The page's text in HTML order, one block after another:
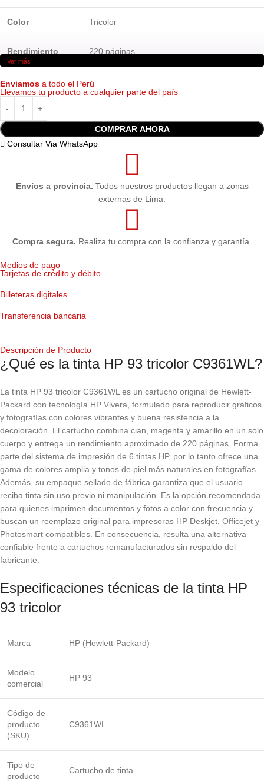
Color Tricolor
Rendimiento 220 páginas
Marca Hewlett-Packard
Condición
Ver más
Enviamos a todo el Perú
Llevamos tu producto a cualquier parte del país
COMPRAR AHORA
Consultar Via WhatsApp
Envíos a provincia. Todos nuestros productos llegan a zonas
externas de Lima.
Compra segura. Realiza tu compra con la confianza y garantía.
Medios de pago
Tarjetas de crédito y débito
Billeteras digitales
Transferencia bancaria
Descripción de Producto
¿Qué es la tinta HP 93 tricolor C9361WL?
La tinta HP 93 tricolor C9361WL es un cartucho original de Hewlett-
Packard con tecnología HP Vivera, formulado para reproducir gráficos
y fotografías con colores vibrantes y buena resistencia a la
decoloración. El cartucho combina cian, magenta y amarillo en un solo
cuerpo y entrega un rendimiento aproximado de 220 páginas. Forma
parte del sistema de impresión de 6 tintas HP, por lo tanto ofrece una
gama de colores amplia y tonos de piel más naturales en fotografías.
Además, su empaque sellado de fábrica garantiza que el usuario
reciba tinta sin uso previo ni manipulación. Es la opción recomendada
para quienes imprimen documentos y fotos a color con frecuencia y
buscan un reemplazo original para impresoras HP Deskjet, Officejet y
Photosmart compatibles. En consecuencia, resulta una alternativa
confiable frente a cartuchos remanufacturados sin respaldo del
fabricante.
Especificaciones técnicas de la tinta HP
93 tricolor
Marca HP (Hewlett-Packard)
Modelo
comercial
HP 93
Código de
producto
(SKU)
C9361WL
Tipo de
producto
Cartucho de tinta